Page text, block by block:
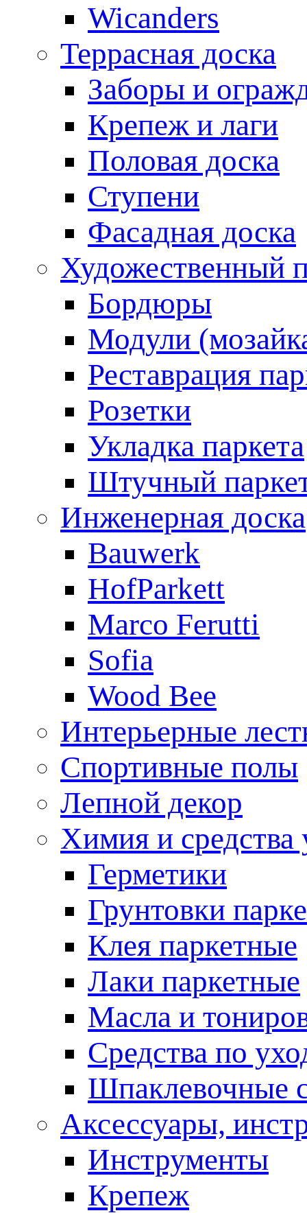
Wicanders
Террасная доска
Заборы и
Крепеж и лаги
Половая доска
Ступени
Фасадная доска
Художественный
Бордюры
Модули
Реставрация
Розетки
Укладка паркета
Штучный
Инженерная доска
Bauwerk
HofParkett
Marco Ferutti
Sofia
Wood Bee
Интерьерные
Спортивные полы
Лепной декор
Химия и средства
Герметики
Грунтовки
Клея паркетные
Лаки паркетные
Масла и
Средства по
Шпаклевочные
Аксессуары,
Инструменты
Крепеж